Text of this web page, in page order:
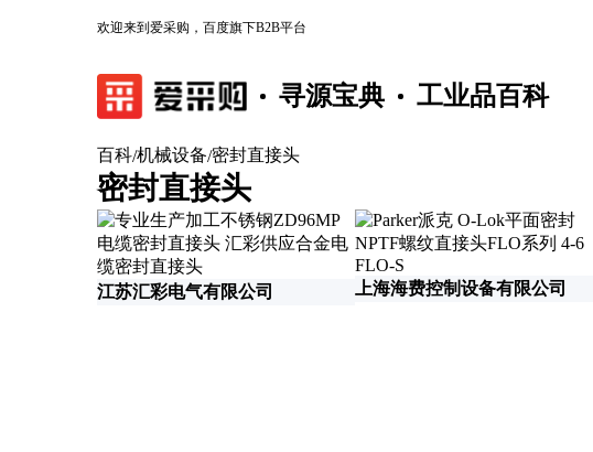
欢迎来到爱采购，百度旗下B2B平台
寻源宝典 工业品百科
百科/机械设备/密封直接头
密封直接头
江苏汇彩电气有限公司 上海海费控制设备有限公司